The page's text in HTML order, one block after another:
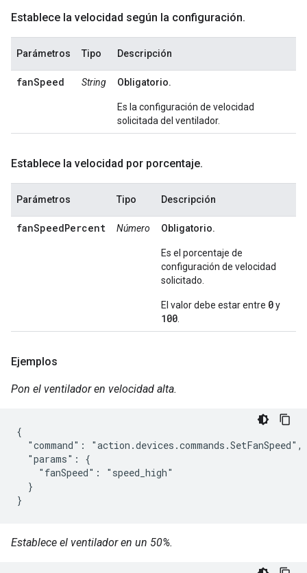
Establece la velocidad según la configuración.
Parámetros Tipo Descripción
fanSpeed String Obligatorio.
Es la configuración de velocidad
solicitada del ventilador.
Establece la velocidad por porcentaje.
Parámetros Tipo Descripción
fanSpeedPercent Número Obligatorio.
Es el porcentaje de
configuración de velocidad
solicitado.
El valor debe estar entre 0y
100
Ejemplos
Pon el ventilador en velocidad alta.
{
  "command": "action.devices.commands.SetFanSpeed",
  "params": {
    "fanSpeed": "speed_high"
  }
}
Establece el ventilador en un 50%.